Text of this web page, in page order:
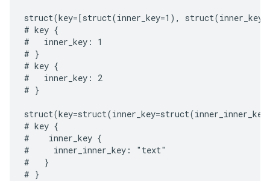
struct(key=[struct(inner_key=1),
# key {
#   inner_key: 1
# }
# key {
#   inner_key: 2
# }
# key {
#    inner_key {
#     inner_inner_key: "text"
#   }
# }